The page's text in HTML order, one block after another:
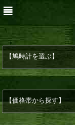
【鳩時計を選ぶ】
【価格帯から探す】